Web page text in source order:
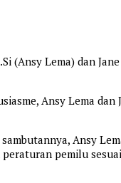
(Ansy Lema) dan
Ansy Lema dan
Ansy
pemilu